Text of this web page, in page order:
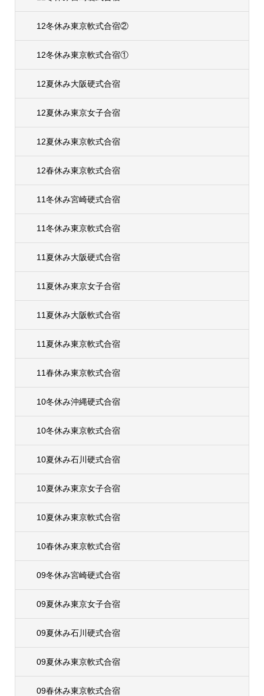
12冬休み東京軟式合宿②
12冬休み東京軟式合宿①
12夏休み大阪硬式合宿
12夏休み東京女子合宿
12夏休み東京軟式合宿
12春休み東京軟式合宿
11冬休み宮崎硬式合宿
11冬休み東京軟式合宿
11夏休み大阪硬式合宿
11夏休み東京女子合宿
11夏休み大阪軟式合宿
11夏休み東京軟式合宿
11春休み東京軟式合宿
10冬休み沖縄硬式合宿
10冬休み東京軟式合宿
10夏休み石川硬式合宿
10夏休み東京女子合宿
10夏休み東京軟式合宿
10春休み東京軟式合宿
09冬休み宮崎硬式合宿
09夏休み東京女子合宿
09夏休み石川硬式合宿
09夏休み東京軟式合宿
09春休み東京軟式合宿